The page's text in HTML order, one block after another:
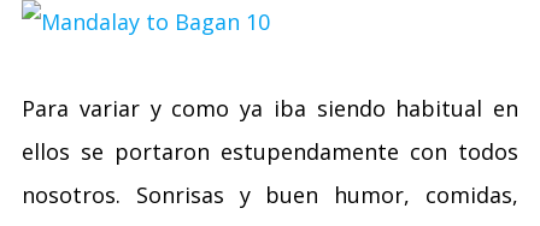
Para variar y como ya iba siendo habitual en
ellos se portaron estupendamente con todos
nosotros. Sonrisas y buen humor, comidas,